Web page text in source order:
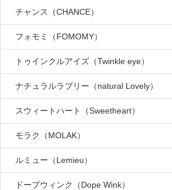
チャンス（CHANCE）
フォモミ（FOMOMY）
トゥインクルアイズ（Twinkle eye）
ナチュラルラブリー（natural Lovely）
スウィートハート（Sweetheart）
モラク（MOLAK）
ルミュー（Lemieu）
ドープウィンク（Dope Wink）